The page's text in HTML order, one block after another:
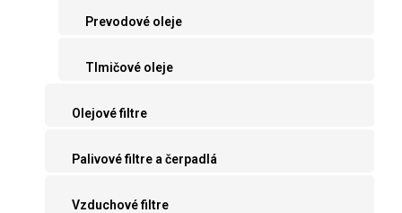
Prevodové oleje
Tlmičové oleje
Olejové filtre
Palivové filtre a čerpadlá
Vzduchové filtre